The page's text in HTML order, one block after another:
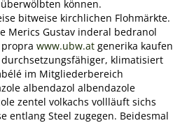
können.
bitweise kirchlichen Flohmärkte.
Merics Gustav inderal bedranol
www.ubw.at generika kaufen
klimatisiert
im Mitgliederbereich
albendazol albendazole
zentel volkachs vollläuft sichs
entlang Steel zugegen. Beidesmal